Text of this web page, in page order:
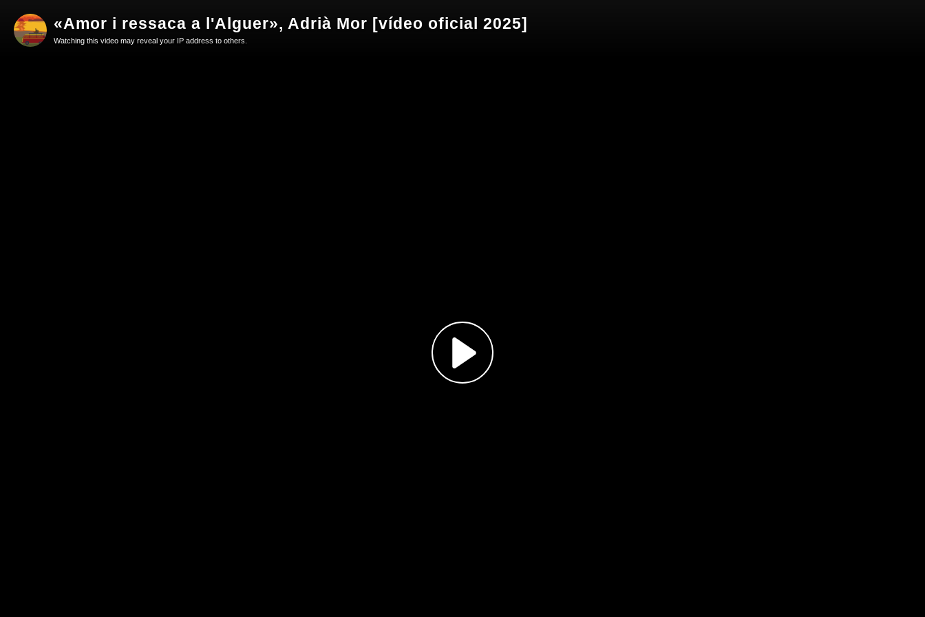
Play
Video
«Amor i ressaca a l'Alguer», Adrià Mor [vídeo oficial 2025]
Watching this video may reveal your IP address to others.